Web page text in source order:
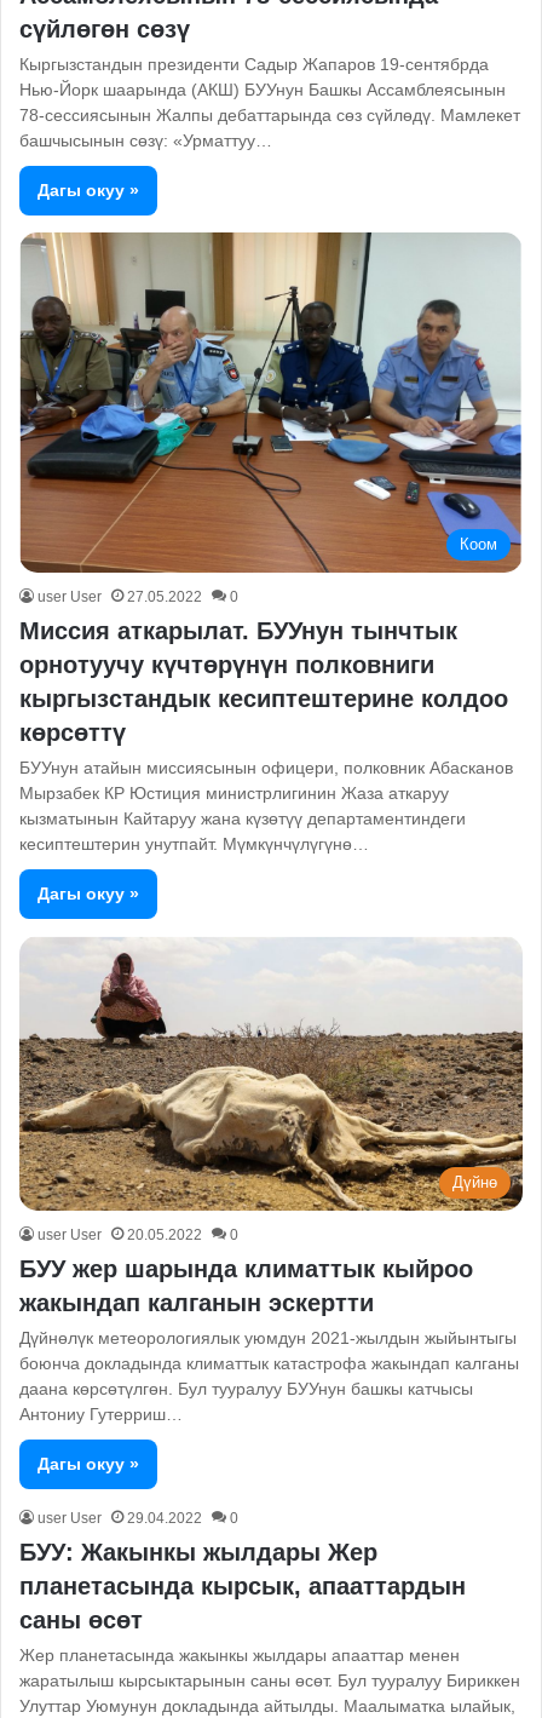
сүйлөгөн сөзү
Кыргызстандын президенти Садыр Жапаров 19-сентябрда
Нью-Йорк шаарында (АКШ) БУУнун Башкы Ассамблеясынын
78-сессиясынын Жалпы дебаттарында сөз сүйлөдү. Мамлекет
башчысынын сөзү: «Урматтуу…
Дагы окуу »
Коом
user User 27.05.2022 0
Миссия аткарылат. БУУнун тынчтык
орнотуучу күчтөрүнүн полковниги
кыргызстандык кесиптештерине колдоо
көрсөттү
БУУнун атайын миссиясынын офицери, полковник Абасканов
Мырзабек КР Юстиция министрлигинин Жаза аткаруу
кызматынын Кайтаруу жана күзөтүү департаментиндеги
кесиптештерин унутпайт. Мүмкүнчүлүгүнө…
Дагы окуу »
Дүйнө
user User 20.05.2022 0
БУУ жер шарында климаттык кыйроо
жакындап калганын эскертти
Дүйнөлүк метеорологиялык уюмдун 2021-жылдын жыйынтыгы
боюнча докладында климаттык катастрофа жакындап калганы
даана көрсөтүлгөн. Бул тууралуу БУУнун башкы катчысы
Антониу Гутерриш…
Дагы окуу »
user User 29.04.2022 0
БУУ: Жакынкы жылдары Жер
планетасында кырсык, апааттардын
саны өсөт
Жер планетасында жакынкы жылдары апааттар менен
жаратылыш кырсыктарынын саны өсөт. Бул тууралуу Бириккен
Улуттар Уюмунун докладында айтылды. Маалыматка ылайык,